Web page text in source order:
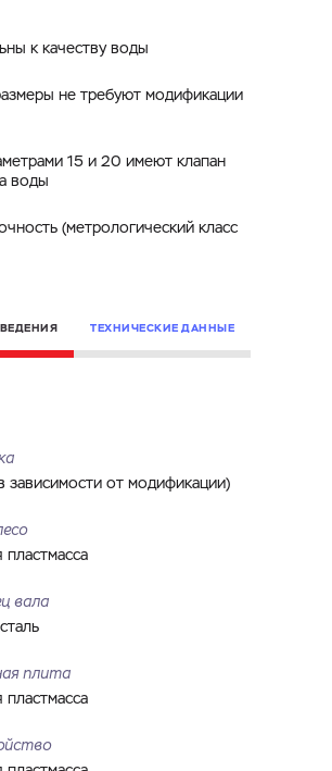
на обработкуперсональных данных
к качеству воды
не требуют модификации
15 и 20 имеют клапан
воды
(метрологический класс
ТЕХНИЧЕСКИЕ ДАННЫЕ
зависимости от модификации)
пластмасса
вала
плита
пластмасса